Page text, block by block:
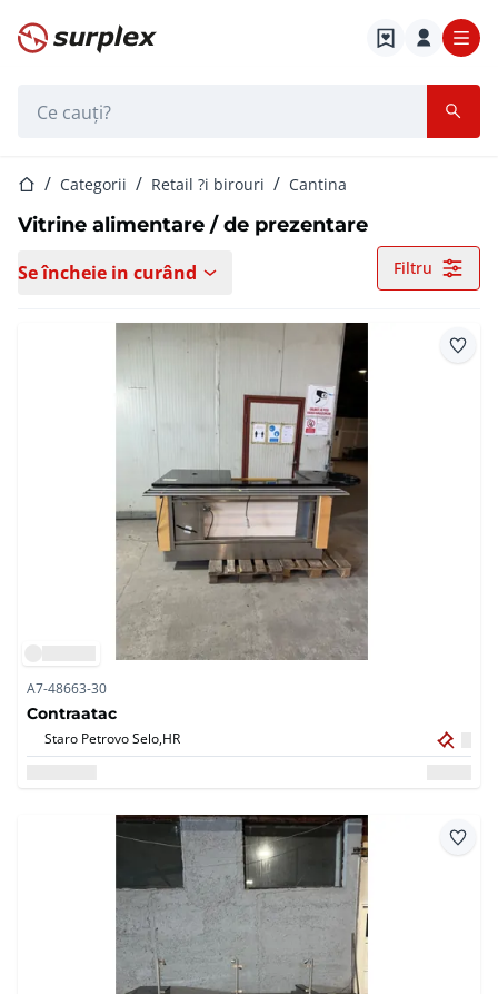
Pagina de start
Pagina de start
Categorii Retail ?i birouri Cantina
Vitrine alimentare / de prezentare
Se încheie in curând Filtru
A7-48663-30
Contraatac
Staro Petrovo Selo,HR